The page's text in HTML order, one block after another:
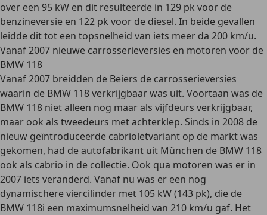
over een 95 kW en dit resulteerde in 129 pk voor de
benzineversie en 122 pk voor de diesel. In beide gevallen
leidde dit tot een topsnelheid van iets meer da 200 km/u.
Vanaf 2007 nieuwe carrosserieversies en motoren voor de
BMW 118
Vanaf 2007 breidden de Beiers de carrosserieversies
waarin de BMW 118 verkrijgbaar was uit. Voortaan was de
BMW 118 niet alleen nog maar als vijfdeurs verkrijgbaar,
maar ook als tweedeurs met achterklep. Sinds in 2008 de
nieuw geïntroduceerde cabrioletvariant op de markt was
gekomen, had de autofabrikant uit München de BMW 118
ook als cabrio in de collectie. Ook qua motoren was er in
2007 iets veranderd. Vanaf nu was er een nog
dynamischere viercilinder met 105 kW (143 pk), die de
BMW 118i een maximumsnelheid van 210 km/u gaf. Het